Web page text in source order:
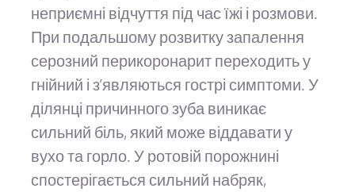
неприємні відчуття під час їжі і розмови.
При подальшому розвитку запалення
серозний перикоронарит переходить у
гнійний і з’являються гострі симптоми. У
ділянці причинного зуба виникає
сильний біль, який може віддавати у
вухо та горло. У ротовій порожнині
спостерігається сильний набряк,